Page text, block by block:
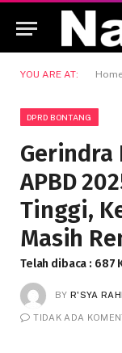
YOU ARE AT:
DPRD BONTANG
Gerindra
APBD
Tinggi,
Masih
Telah dibaca : 687
BY R'SYA
TIDAK ADA